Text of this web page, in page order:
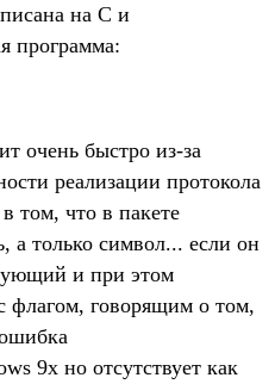
на С и
программа:
очень быстро из-за
реализации протокола
том, что в пакете
а только символ... если он
и при этом
флагом, говорящим о том,
9x но отсутствует как